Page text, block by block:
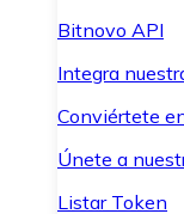
Bitnovo API
Integra
Conviértete
Únete a
Listar Token